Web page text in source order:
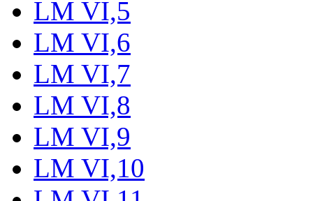
LM VI,5
LM VI,6
LM VI,7
LM VI,8
LM VI,9
LM VI,10